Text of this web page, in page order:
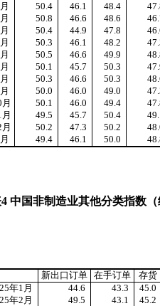
月 50.4 46.1 48.4
月 50.8 46.6 48.6
月 50.4 44.9 47.8
月 50.3 46.1 48.2
月 50.5 46.6 49.9
月 50.1 45.7 50.3
月 50.3 46.6 50.3
月 50.0 46.0 49.0
月 50.1 46.0 49.4
月 49.5 45.7 50.4
月 50.2 47.3 50.2
月 49.4 46.1 50.0
4 中国非制造业其他分类指数
新出口订单 在手订单
存货
年1 月 44.6 43.3
45.0
年2 月 49.5 43.1
45.2